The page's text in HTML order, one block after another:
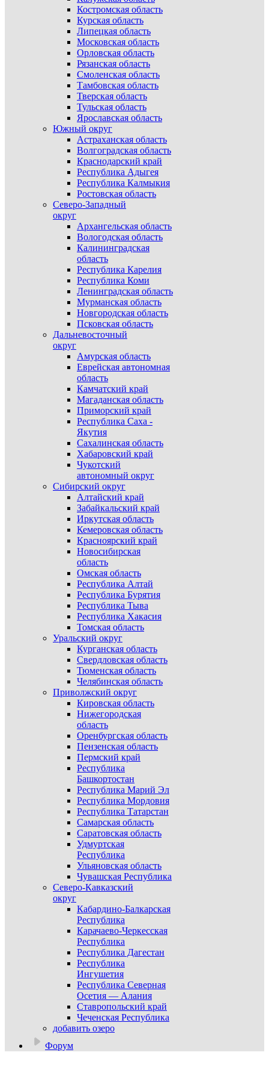
Костромская область
Курская область
Липецкая область
Московская область
Орловская область
Рязанская область
Смоленская область
Тамбовская область
Тверская область
Тульская область
Ярославская область
Южный округ
Астраханская область
Волгоградская область
Краснодарский край
Республика Адыгея
Республика Калмыкия
Ростовская область
Северо-Западный
округ
Архангельская область
Вологодская область
Калининградская
область
Республика Карелия
Республика Коми
Ленинградская область
Мурманская область
Новгородская область
Псковская область
Дальневосточный
округ
Амурская область
Еврейская автономная
область
Камчатский край
Магаданская область
Приморский край
Республика Саха -
Якутия
Сахалинская область
Хабаровский край
Чукотский
автономный округ
Сибирский округ
Алтайский край
Забайкальский край
Иркутская область
Кемеровская область
Красноярский край
Новосибирская
область
Омская область
Республика Алтай
Республика Бурятия
Республика Тыва
Республика Хакасия
Томская область
Уральский округ
Курганская область
Свердловская область
Тюменская область
Челябинская область
Приволжский округ
Кировская область
Нижегородская
область
Оренбургская область
Пензенская область
Пермский край
Республика
Башкортостан
Республика Марий Эл
Республика Мордовия
Республика Татарстан
Самарская область
Саратовская область
Удмуртская
Республика
Ульяновская область
Чувашская Республика
Северо-Кавказский
округ
Кабардино-Балкарская
Республика
Карачаево-Черкесская
Республика
Республика Дагестан
Республика
Ингушетия
Республика Северная
Осетия — Алания
Ставропольский край
Чеченская Республика
добавить озеро
Форум